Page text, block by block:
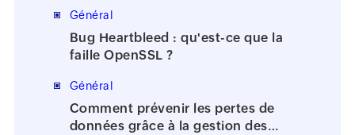
Général
Bug Heartbleed : qu'est-ce que la
faille OpenSSL ?
Général
Comment prévenir les pertes de
données grâce à la gestion des